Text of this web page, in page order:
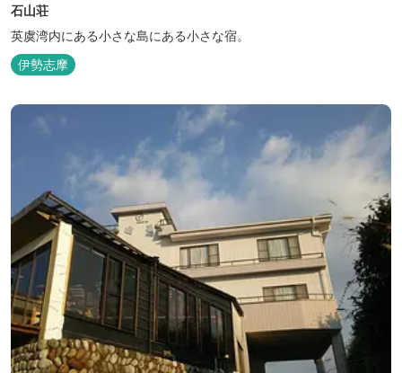
石山荘
英虞湾内にある小さな島にある小さな宿。
伊勢志摩